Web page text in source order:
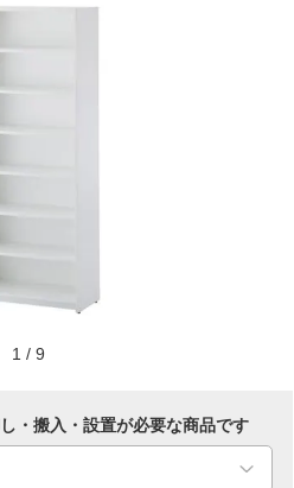
1 / 9
・搬入・設置が必要な商品です